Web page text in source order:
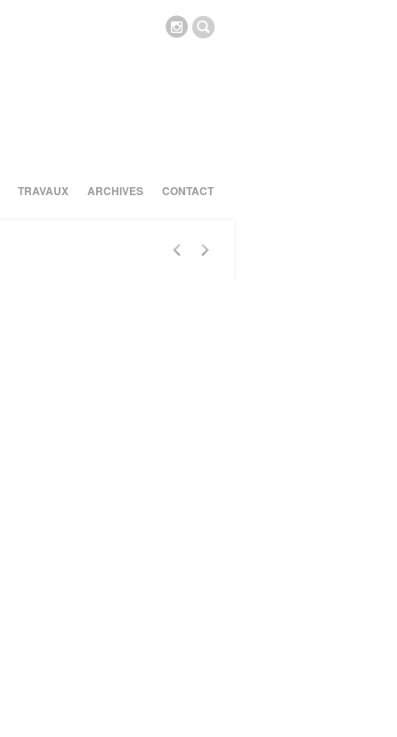
TRAVAUX ARCHIVES CONTACT